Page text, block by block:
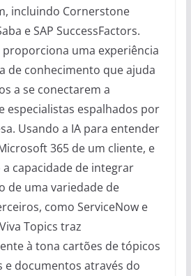
incluindo Cornerstone
e SAP SuccessFactors.
proporciona uma experiência
de conhecimento que ajuda
a se conectarem a
especialistas espalhados por
Usando a IA para entender
365 de um cliente, e
capacidade de integrar
de uma variedade de
como ServiceNow e
Topics traz
à tona cartões de tópicos
e documentos através do